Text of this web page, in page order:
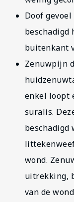
Doof
beschadigd
buitenkant
Zenuwpijn
enkel loopt
suralis.
beschadigd
wond.
uitrekking,
van de